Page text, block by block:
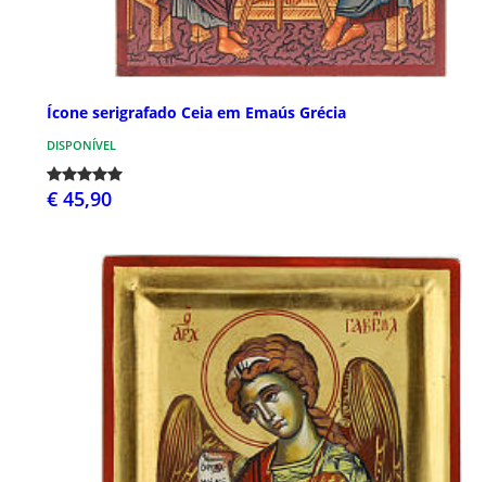
Ícone serigrafado Ceia em Emaús Grécia
DISPONÍVEL
€ 45,90